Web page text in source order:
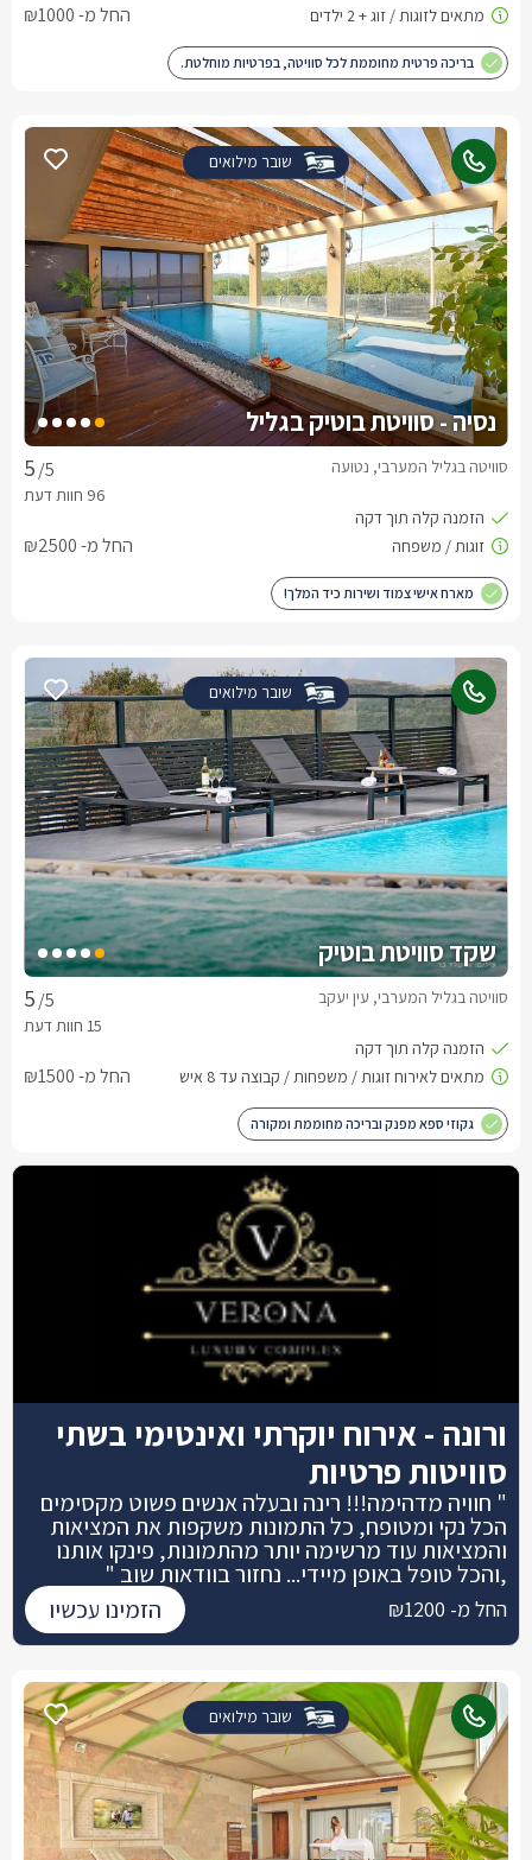
החל מ- ₪1000
בריכה פרטית מחוממת לכל סוויטה, בפרטיות מוחלטת.
שובר מילואים
נסיה - סוויטת בוטיק בגליל
/5 סוויטה בגליל המערבי, נטועה
החל מ- ₪2500
מארח אישי צמוד ושירות כיד המלך!
שובר מילואים
שקד סוויטת בוטיק
/5 סוויטה בגליל המערבי, עין יעקב
החל מ- ₪1500
גקוזי ספא מפנק ובריכה מחוממת ומקורה
שובר מילואים
ורונה - אירוח יוקרתי ואינטימי בשתי
סוויטות פרטיות
" חוויה מדהימה!!! רינה ובעלה אנשים פשוט מקסימים
הכל נקי ומטופח, כל התמונות משקפות את המציאות
והמציאות עוד מרשימה יותר מהתמונות, פינקו אותנו
,והכל טופל באופן מיידי... נחזור בוודאות שוב "
החל מ- ₪1200 הזמינו עכשיו